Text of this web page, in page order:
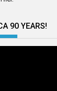
90 YEARS!